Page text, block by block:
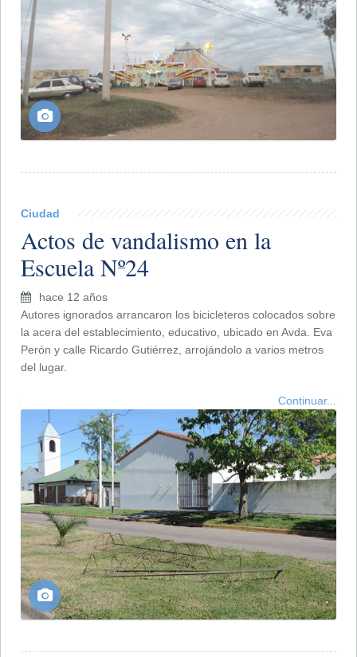
Ciudad
Actos de vandalismo en la
Escuela Nº24
hace 12 años
Autores ignorados arrancaron los bicicleteros colocados sobre
la acera del establecimiento, educativo, ubicado en Avda. Eva
Perón y calle Ricardo Gutiérrez, arrojándolo a varios metros
del lugar.
Continuar...